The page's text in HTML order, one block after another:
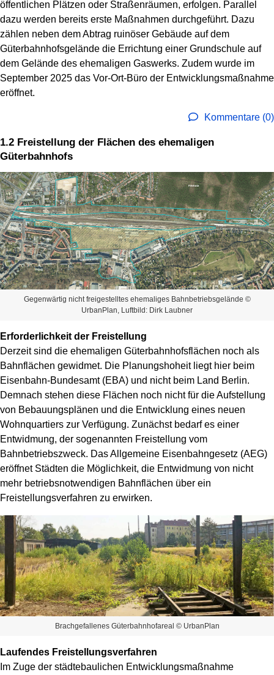
öffentlichen Plätzen oder Straßenräumen, erfolgen. Parallel
dazu werden bereits erste Maßnahmen durchgeführt. Dazu
zählen neben dem Abtrag ruinöser Gebäude auf dem
Güterbahnhofsgelände die Errichtung einer Grundschule auf
dem Gelände des ehemaligen Gaswerks. Zudem wurde im
September 2025 das Vor-Ort-Büro der Entwicklungsmaßnahme
eröffnet.
Kommentare (0)
1.2 Freistellung der Flächen des ehemaligen
Güterbahnhofs
Gegenwärtig nicht freigestelltes ehemaliges Bahnbetriebsgelände ©
UrbanPlan, Luftbild: Dirk Laubner
Erforderlichkeit der Freistellung
Derzeit sind die ehemaligen Güterbahnhofsflächen noch als
Bahnflächen gewidmet. Die Planungshoheit liegt hier beim
Eisenbahn-Bundesamt (EBA) und nicht beim Land Berlin.
Demnach stehen diese Flächen noch nicht für die Aufstellung
von Bebauungsplänen und die Entwicklung eines neuen
Wohnquartiers zur Verfügung. Zunächst bedarf es einer
Entwidmung, der sogenannten Freistellung vom
Bahnbetriebszweck. Das Allgemeine Eisenbahngesetz (AEG)
eröffnet Städten die Möglichkeit, die Entwidmung von nicht
mehr betriebsnotwendigen Bahnflächen über ein
Freistellungsverfahren zu erwirken.
Brachgefallenes Güterbahnhofareal © UrbanPlan
Laufendes Freistellungsverfahren
Im Zuge der städtebaulichen Entwicklungsmaßnahme